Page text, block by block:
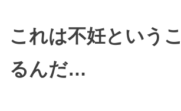
これは不妊という
るんだ…